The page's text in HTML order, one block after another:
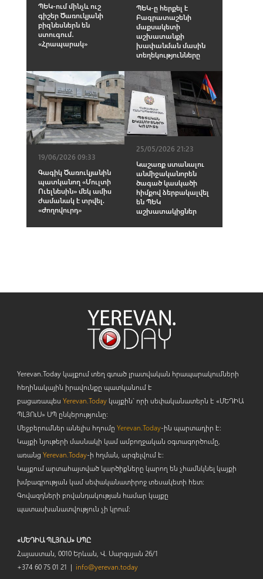
ՊԵԿ-ում մինչև ուշ
գիշեր Ծառուկյանի
բիզնեսներն են
ստուգում․
«Հրապարակ»
ՊԵԿ-ը հերքել է
Բագրատաշենի
մաքսակետի
աշխատանքի
խափանման մասին
տեղեկությունները
19/06/2026 09:33
Գագիկ Ծառուկյանին
պատկանող «Մուլտի
Ուելնեսին» մեկ ամիս
ժամանակ է տրվել.
«Ժողովուրդ»
25/05/2026 21:23
Կաշառք ստանալու
անմիջականորեն
ծագած կասկածի
հիմքով ձերբակալվել
են ՊԵԿ
աշխատակիցներ
Yerevan.Today կայքում տեղ գտած լրատվական հրապարակումների
հեղինակային իրավունքը պատկանում է
բացառապես Yerevan.Todayկայքին` որի սեփականատերն է «ՄԵԴԻԱ
ՊԼՅՈւՍ» ՍՊ ընկերությունը։
Մեջբերումներ անելիս հղումը Yerevan.Today-ին պարտադիր է:
Կայքի նյութերի մասնակի կամ ամբողջական օգտագործումը,
առանց Yerevan.Today-ի հղման, արգելվում է:
Կայքում արտահայտված կարծիքները կարող են չհամնկնել կայքի
խմբագրության կամ սեփականատիրոջ տեսակետի հետ:
Գովազդների բովանդակության համար կայքը
պատասխանատվություն չի կրում:
«ՄԵԴԻԱ ՊԼՅՈւՍ» ՍՊԸ
Հայաստան, 0010 Երևան, Վ. Սարգսյան 26/1
+374 60 75 01 21 | info@yerevan.today